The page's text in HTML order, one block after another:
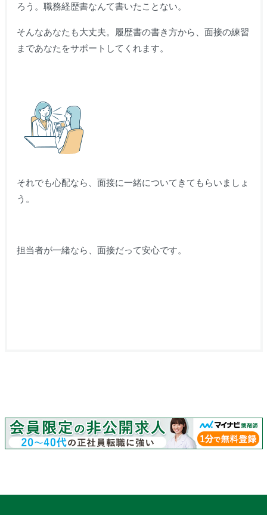
ろう。職務経歴書なんて書いたことない。
そんなあなたも大丈夫。履歴書の書き方から、面接の練習
まであなたをサポートしてくれます。
それでも心配なら、面接に一緒についてきてもらいましょ
う。
担当者が一緒なら、面接だって安心です。